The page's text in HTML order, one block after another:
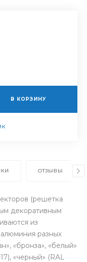
В КОРЗИНУ
ОТЗЫВЫ
(решетка
декоративным
из
разных
«бронза», «белый»
«черный» (RAL